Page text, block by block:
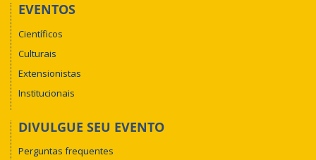
EVENTOS
Científicos
Culturais
Extensionistas
Institucionais
DIVULGUE SEU EVENTO
Perguntas frequentes